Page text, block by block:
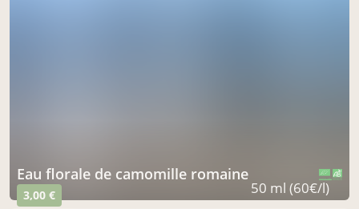
Eau florale de camomille romaine
3,00 € 50 ml (60€/l)